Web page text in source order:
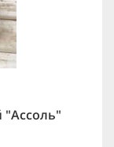
"Ассоль"